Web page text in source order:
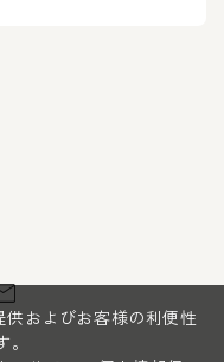
およびお客様の利便性